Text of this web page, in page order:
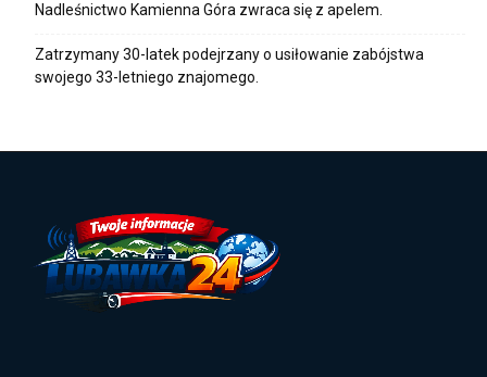
Nadleśnictwo Kamienna Góra zwraca się z apelem.
Zatrzymany 30-latek podejrzany o usiłowanie zabójstwa
swojego 33-letniego znajomego.